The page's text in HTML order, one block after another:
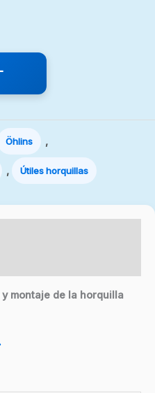
Öhlins ,
, Útiles horquillas
montaje de la horquilla